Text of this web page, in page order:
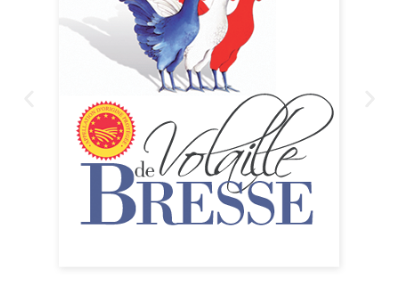
Commentaires
récents
Aucun commentaire à afficher.